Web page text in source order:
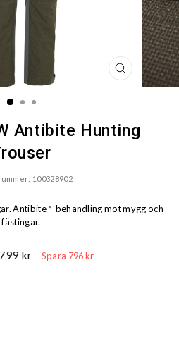
STÄNG
(ESC)
Antibite Hunting
100328902
Antibite™-behandling mot mygg och
fästingar.
Reapris
799 kr Spara 796 kr